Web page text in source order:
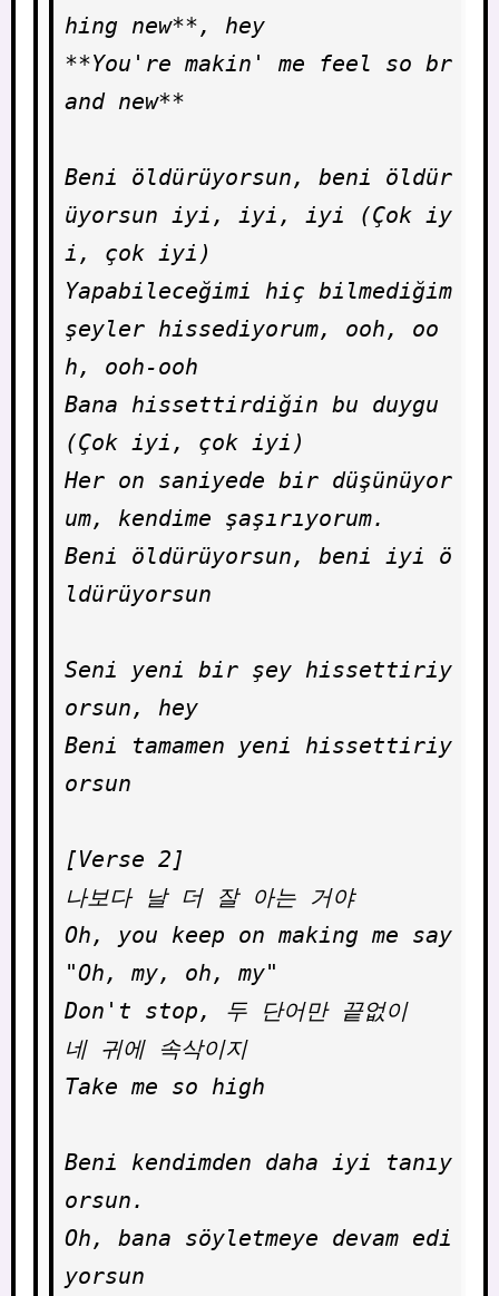
hing new**, hey
**You're makin' me feel so br
and new**
Beni öldürüyorsun, beni öldür
üyorsun iyi, iyi, iyi (Çok iy
i, çok iyi)
Yapabileceğimi hiç bilmediğim
şeyler hissediyorum, ooh, oo
h, ooh-ooh
Bana hissettirdiğin bu duygu
(Çok iyi, çok iyi)
Her on saniyede bir düşünüyor
um, kendime şaşırıyorum.
Beni öldürüyorsun, beni iyi ö
ldürüyorsun
Seni yeni bir şey hissettiriy
orsun, hey
Beni tamamen yeni hissettiriy
orsun
[Verse 2]
나보다 날 더 잘 아는 거야
Oh, you keep on making me say
"Oh, my, oh, my"
Don't stop, 두 단어만 끝없이
네 귀에 속삭이지
Take me so high
Beni kendimden daha iyi tanıy
orsun.
Oh, bana söyletmeye devam edi
yorsun